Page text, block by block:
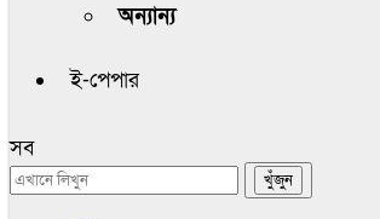
অন্যান্য
ই-পেপার
সব